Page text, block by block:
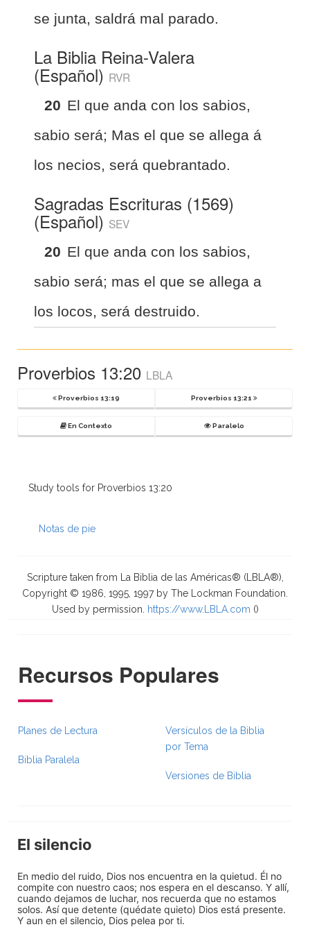
se junta, saldrá mal parado.
La Biblia Reina-Valera
(Español) RVR
20 El que anda con los sabios,
sabio será; Mas el que se allega á
los necios, será quebrantado.
Sagradas Escrituras (1569)
(Español) SEV
20 El que anda con los sabios,
sabio será; mas el que se allega a
los locos, será destruido.
Proverbios 13:20 LBLA
Proverbios 13:19 Proverbios 13:21
En Contexto Paralelo
Study tools for Proverbios 13:20
Notas de pie
Scripture taken from La Biblia de las Américas® (LBLA®),
Copyright © 1986, 1995, 1997 by The Lockman Foundation.
Used by permission.
https://www.LBLA.com ()
Recursos Populares
Planes de Lectura
Biblia Paralela
Versículos de la Biblia
por Tema
Versiones de Biblia
El silencio
En medio del ruido, Dios nos encuentra en la quietud. Él no
compite con nuestro caos; nos espera en el descanso. Y allí,
cuando dejamos de luchar, nos recuerda que no estamos
solos. Así que detente (quédate quieto) Dios está presente.
Y aun en el silencio, Dios pelea por ti.